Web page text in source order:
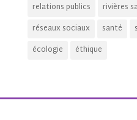
relations publics
rivières
réseaux sociaux
santé
écologie
éthique